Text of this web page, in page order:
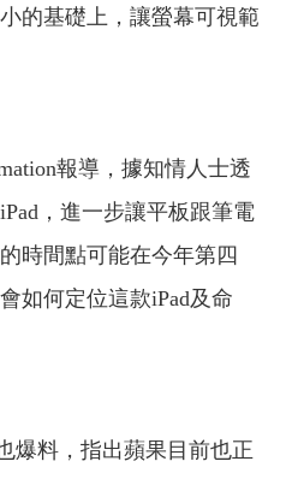
的基礎上，讓螢幕可視範
報導，據知情人士透
，進一步讓平板跟筆電
時間點可能在今年第四
如何定位這款iPad及命
料，指出蘋果目前也正